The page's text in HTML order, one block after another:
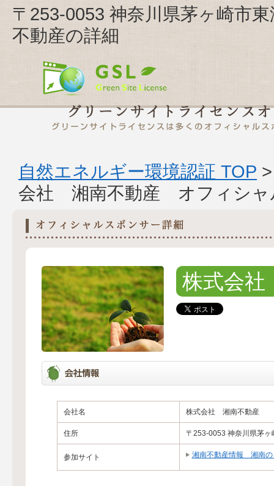
〒253-0053 神奈川県茅ヶ崎市
不動産の詳細
自然エネルギー環境認証 TOP
会社 湘南不動産 オフィシャ
株式会
会社名 株式会社 湘南不動産
住所 〒253-0053 神奈川県茅ヶ
参加サイト 湘南不動産情報 湘南の